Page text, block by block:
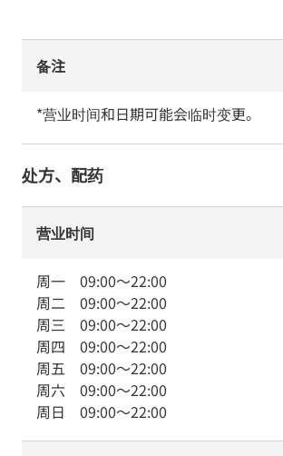
备注
*营业时间和日期可能会临时变更。
处方、配药
营业时间
周一 09:00～22:00
周二 09:00～22:00
周三 09:00～22:00
周四 09:00～22:00
周五 09:00～22:00
周六 09:00～22:00
周日 09:00～22:00